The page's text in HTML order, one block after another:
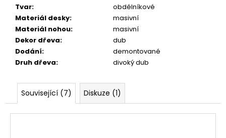
Tvar:
obdélníkové
Materiál desky:
masivní
Materiál nohou:
masivní
Dekor dřeva:
dub
Dodání:
demontované
Druh dřeva: divoký dub
Související (7) Diskuze (1)